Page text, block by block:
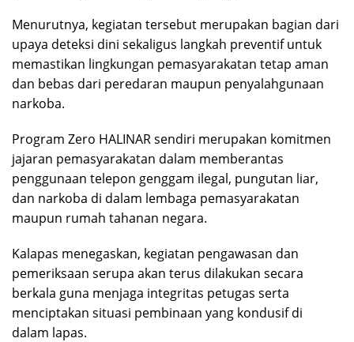
Menurutnya, kegiatan tersebut merupakan bagian dari
upaya deteksi dini sekaligus langkah preventif untuk
memastikan lingkungan pemasyarakatan tetap aman
dan bebas dari peredaran maupun penyalahgunaan
narkoba.
Program Zero HALINAR sendiri merupakan komitmen
jajaran pemasyarakatan dalam memberantas
penggunaan telepon genggam ilegal, pungutan liar,
dan narkoba di dalam lembaga pemasyarakatan
maupun rumah tahanan negara.
Kalapas menegaskan, kegiatan pengawasan dan
pemeriksaan serupa akan terus dilakukan secara
berkala guna menjaga integritas petugas serta
menciptakan situasi pembinaan yang kondusif di
dalam lapas.